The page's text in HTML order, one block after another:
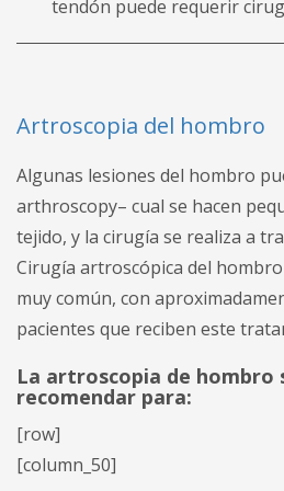
tendón puede requerir
Artroscopia del hombro
Algunas lesiones del hombro
arthroscopy– cual se hacen
tejido, y la cirugía se realiza a
Cirugía artroscópica del
muy común, con
pacientes que reciben este
La artroscopia de hombro
recomendar para:
[row]
[column_50]